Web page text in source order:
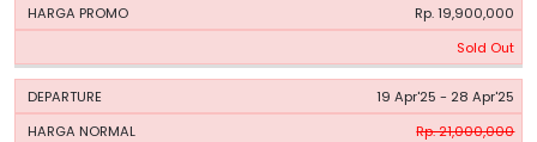
Rp. 19,900,000
Sold Out
19 Apr'25 - 28 Apr'25
Rp. 21,000,000